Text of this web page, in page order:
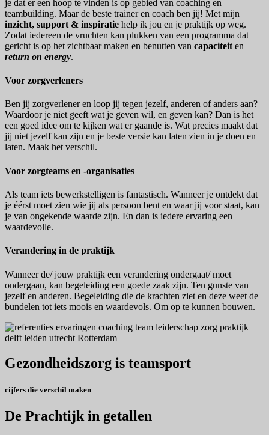
je dat er een hoop te vinden is op gebied van coaching en
teambuilding. Maar de beste trainer en coach ben jij! Met mijn
inzicht, support & inspiratie help ik jou en je praktijk op weg.
Zodat iedereen de vruchten kan plukken van een programma dat
gericht is op het zichtbaar maken en benutten van capaciteit en
return on energy.
Voor
Voor zorgverleners
Ben jij zorgverlener en loop jij tegen jezelf, anderen of anders aan?
Waardoor je niet geeft wat je geven wil, en geven kan? Dan is het
een goed idee om te kijken wat er gaande is. Wat precies maakt dat
jij niet jezelf kan zijn en je beste versie kan laten zien in je doen en
laten. Maak het verschil.
Voor
en
-
organisaties
Voor zorgteams en -organisaties
Als team iets bewerkstelligen is fantastisch. Wanneer je ontdekt dat
je éérst moet zien wie jij als persoon bent en waar jij voor staat, kan
je van ongekende waarde zijn. En dan is iedere ervaring een
waardevolle.
Verandering
de
praktijk
Verandering in de praktijk
Wanneer de/ jouw praktijk een verandering ondergaat/ moet
ondergaan, kan begeleiding een goede zaak zijn. Ten gunste van
jezelf en anderen. Begeleiding die de krachten ziet en deze weet de
bundelen tot iets moois en waardevols. Om op te kunnen bouwen.
Gezondheidszorg is teamsport
cijfers die verschil maken
De Prachtijk in getallen